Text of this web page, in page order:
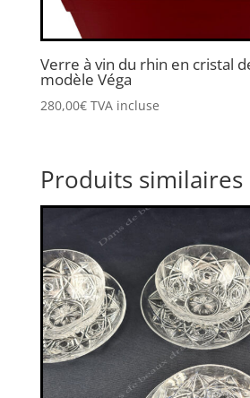
Verre à vin du rhin en cristal
modèle Véga
280,00€ TVA incluse
Produits similaires